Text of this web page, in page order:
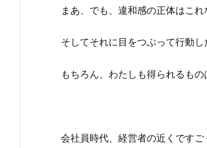
まあ、でも、違和感の正体はこ
そしてそれに目をつぶって行動
もちろん、わたしも得られるもの
会社員時代、経営者の近くです